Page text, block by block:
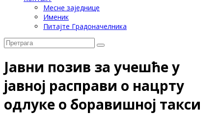
Месне заједнице
Именик
Питајте Градоначелника
Јавни позив за учешће у
јавној расправи о нацрту
одлуке о боравишној такси